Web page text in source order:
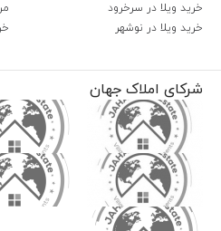
خرید ویلا در سرخرود
خرید ویلا در نوشهر
شرکای املاک جهان